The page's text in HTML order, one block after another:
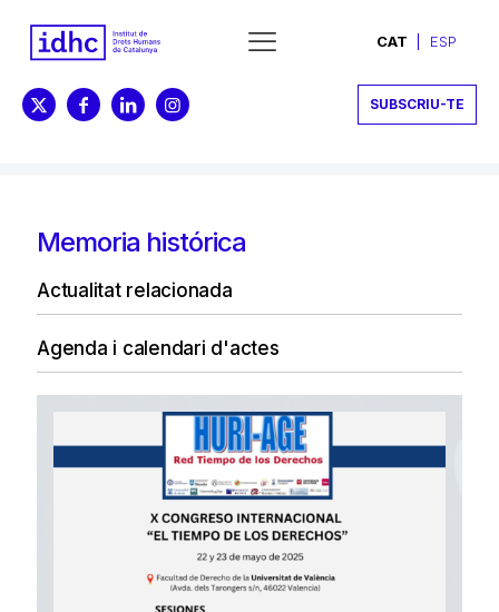
CAT ESP
SUBSCRIU-TE
Memoria histórica
Actualitat relacionada
Agenda i calendari d'actes